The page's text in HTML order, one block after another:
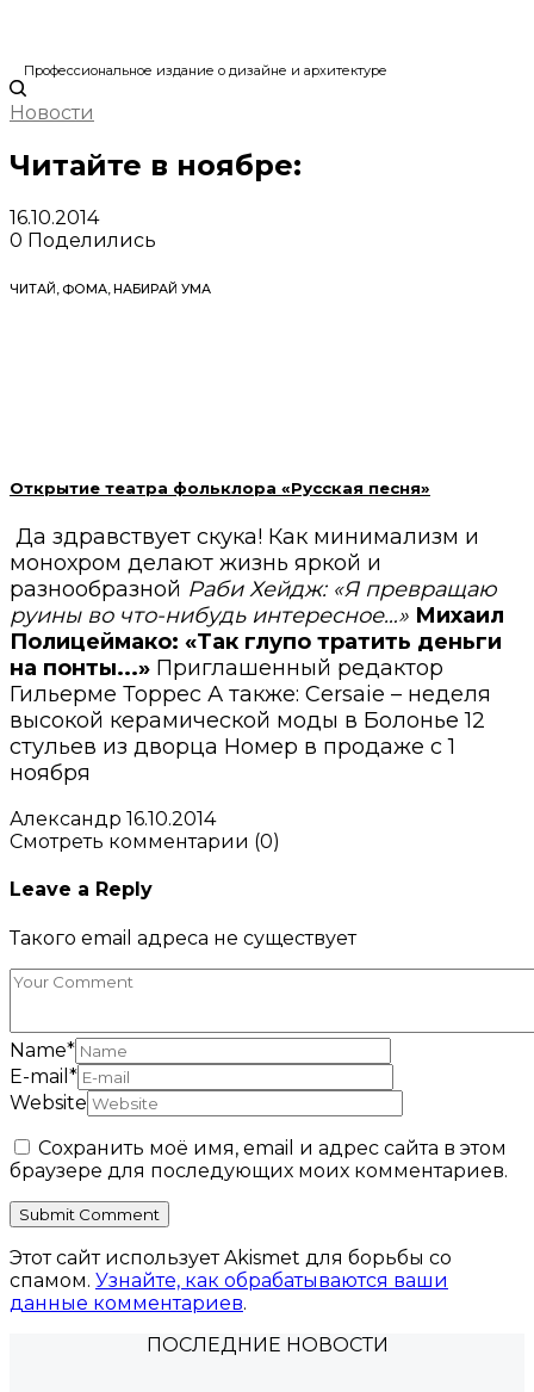
Профессиональное издание о дизайне и архитектуре
Новости
Читайте в ноябре:
16.10.2014
0 Поделились
ЧИТАЙ, ФОМА, НАБИРАЙ УМА
Открытие театра фольклора «Русская песня»
Да здравствует скука! Как минимализм и
монохром делают жизнь яркой и
разнообразной Раби Хейдж: «Я превращаю
руины во что-нибудь интересное…» Михаил
Полицеймако: «Так глупо тратить деньги
на понты...» Приглашенный редактор
Гильерме Торрес А также: Cersaie – неделя
высокой керамической моды в Болонье 12
стульев из дворца Номер в продаже с 1
ноября
Александр 16.10.2014
Смотреть комментарии (0)
Leave a Reply
Такого email адреса не существует
Name*
E-mail *
Website
Сохранить моё имя, email и адрес сайта в этом
браузере для последующих моих комментариев.
Этот сайт использует Akismet для борьбы со
спамом. Узнайте, как обрабатываются ваши
данные комментариев.
ПОСЛЕДНИЕ НОВОСТИ